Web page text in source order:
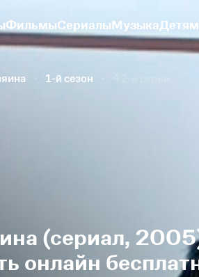
ФильмыСериалыМузыкаДетям
1-й сезон
(сериал,
онлайн